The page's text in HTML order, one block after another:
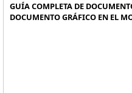
GUÍA COMPLETA DE
DOCUMENTO GRÁFICO EN EL